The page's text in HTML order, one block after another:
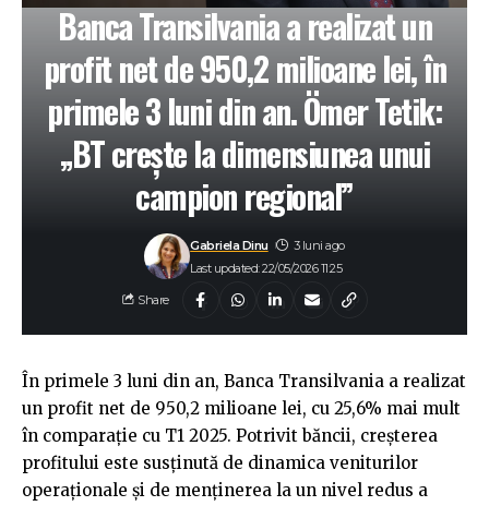
Banca Transilvania a realizat un
profit net de 950,2 milioane lei, în
primele 3 luni din an. Ömer Tetik:
„BT crește la dimensiunea unui
campion regional”
Last updated: 22/05/2026 11:25
Gabriela Dinu 3 luni ago
Share
În primele 3 luni din an, Banca Transilvania a realizat
un profit net de 950,2 milioane lei, cu 25,6% mai mult
în comparație cu T1 2025. Potrivit băncii, creșterea
profitului este susținută de dinamica veniturilor
operaționale și de menținerea la un nivel redus a